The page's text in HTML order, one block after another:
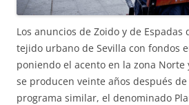
Los anuncios de Zoido y de Espadas
tejido urbano de Sevilla con fondos
poniendo el acento en la zona Norte
se producen veinte años después
programa similar, el denominado